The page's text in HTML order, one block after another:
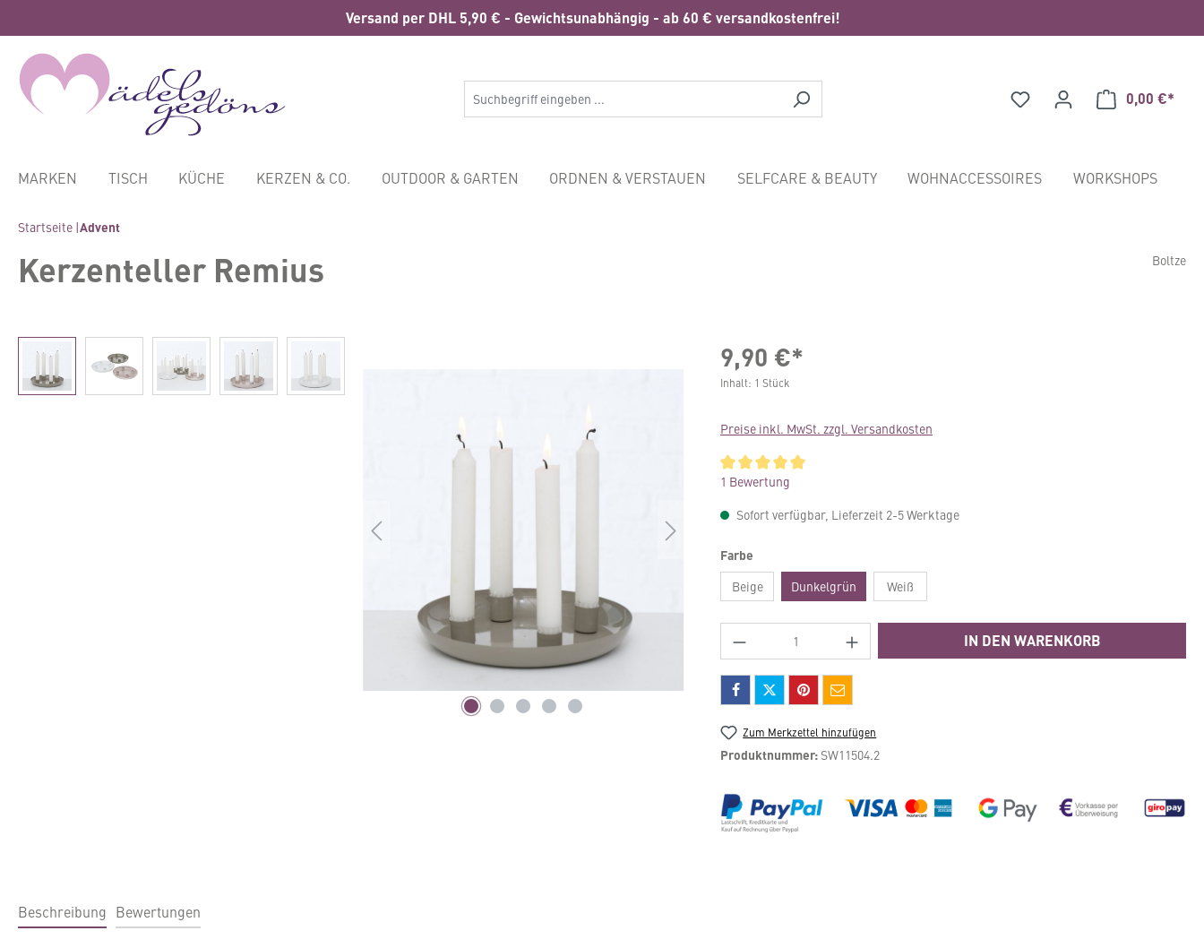
Versand per DHL 5,90 € - Gewichtsunabhängig - ab 60 € versandkostenfrei!
0,00 €*
MARKEN TISCH KÜCHE KERZEN & CO. OUTDOOR & GARTEN ORDNEN & VERSTAUEN SELFCARE & BEAUTY WOHNACCESSOIRES WORKSHOPS
Startseite |Advent
Kerzenteller Remius Boltze
9,90 €*
Inhalt: 1 Stück
Preise inkl. MwSt. zzgl. Versandkosten
Durchschnittliche Bewertung von 5 von 5 Sternen
1 Bewertung
Sofort verfügbar, Lieferzeit 2-5 Werktage
Farbe
Beige
Dunkelgrün Weiß
Produkt Anzahl: Gib den gewünschten Wert ein
IN DEN WARENKORB
Zum Merkzettel hinzufügen
Produktnummer: SW11504.2
Beschreibung Bewertungen